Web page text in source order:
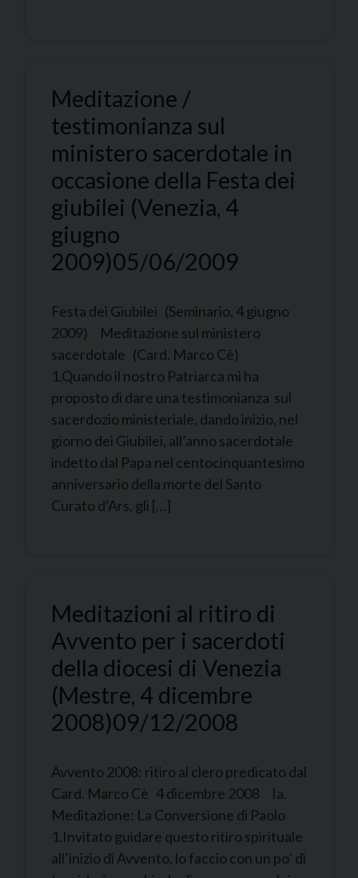
Meditazione /
testimonianza sul
ministero sacerdotale in
occasione della Festa dei
giubilei (Venezia, 4
giugno
2009)05/06/2009
Festa dei Giubilei (Seminario, 4 giugno
2009) Meditazione sul ministero
sacerdotale (Card. Marco Cè)
1.Quando il nostro Patriarca mi ha
proposto di dare una testimonianza sul
sacerdozio ministeriale, dando inizio, nel
giorno dei Giubilei, all’anno sacerdotale
indetto dal Papa nel centocinquantesimo
anniversario della morte del Santo
Curato d’Ars, gli […]
Meditazioni al ritiro di
Avvento per i sacerdoti
della diocesi di Venezia
(Mestre, 4 dicembre
2008)09/12/2008
Avvento 2008: ritiro al clero predicato dal
Card. Marco Cè 4 dicembre 2008 Ia.
Meditazione: La Conversione di Paolo
1.Invitato guidare questo ritiro spirituale
all’inizio di Avvento, lo faccio con un po’ di